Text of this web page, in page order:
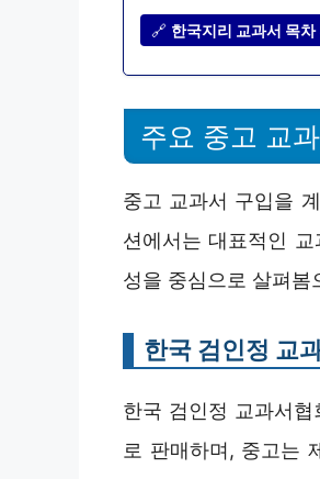
🔗 한국지리 교과서 목
주요 중고 교
중고 교과서 구입을
션에서는 대표적인
성을 중심으로 살펴봄
한국 검인정 교
한국 검인정 교과서
로 판매하며, 중고는